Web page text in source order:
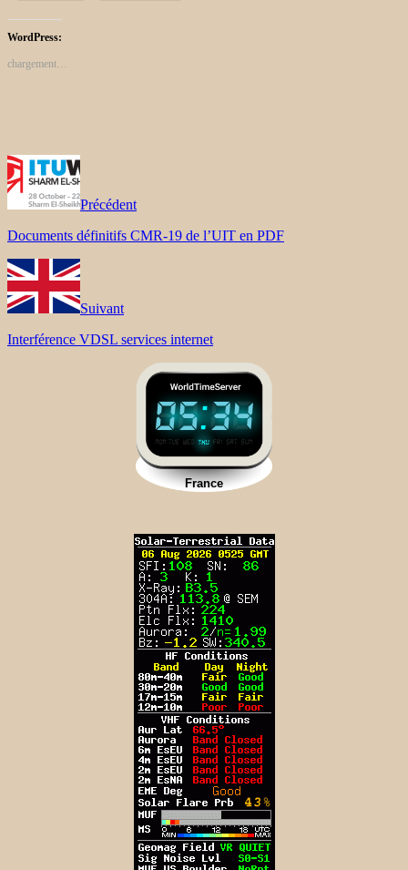
WordPress:
chargement…
Précédent
Documents définitifs CMR-19 de l’UIT en PDF
Suivant
Interférence VDSL services internet